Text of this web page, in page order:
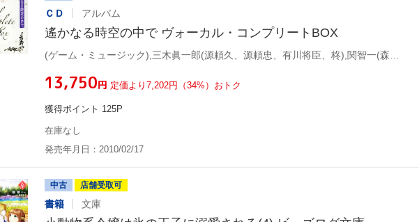
ＣＤ アルバム
遙かなる時空の中で ヴォーカル・コンプリートBOX
¥13,750円 定価より7,202円（34%）おトク
獲得ポイント 125P
在庫なし
発売年月日：2010/02/17
中古 店舗受取可
書籍 文庫